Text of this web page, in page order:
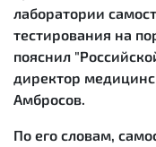
лаборатории
тестирования на
пояснил
директор
Амбросов.
По его словам,